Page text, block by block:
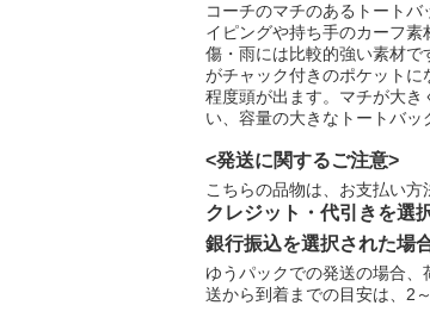
コーチのマチのあるトート
イピングや持ち手のカーフ
傷・雨には比較的強い素材
がチャック付きのポケット
程度頭が出ます。マチが大
い、容量の大きなトートバッ
<発送に関するご注意>
こちらの品物は、お支払い方
クレジット・代引きを選
銀行振込を選択された場
ゆうパックでの発送の場合
送から到着までの目安は、2